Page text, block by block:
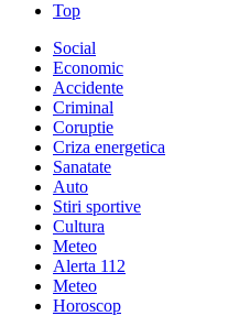
Top
Social
Economic
Accidente
Criminal
Coruptie
Criza energetica
Sanatate
Auto
Stiri sportive
Cultura
Meteo
Alerta 112
Meteo
Horoscop